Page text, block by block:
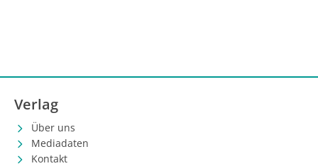
Verlag
Über uns
Mediadaten
Kontakt